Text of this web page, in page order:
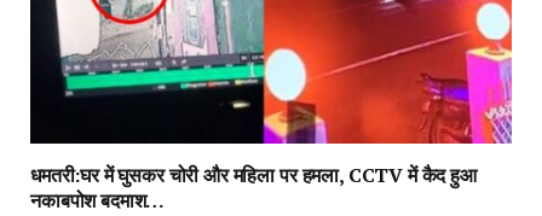
धमतरी:घर में घुसकर चोरी और महिला पर हमला, CCTV में कैद हुआ
नकाबपोश बदमाश…